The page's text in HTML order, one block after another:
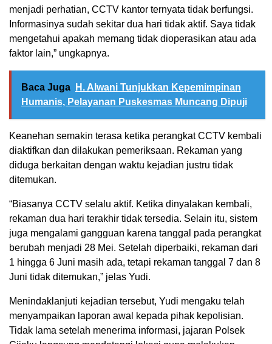
menjadi perhatian, CCTV kantor ternyata tidak berfungsi.
Informasinya sudah sekitar dua hari tidak aktif. Saya tidak
mengetahui apakah memang tidak dioperasikan atau ada
faktor lain,” ungkapnya.
Baca Juga
H. Alwani Tunjukkan Kepemimpinan
Humanis, Pelayanan Puskesmas Muncang Dipuji
Keanehan semakin terasa ketika perangkat CCTV kembali
diaktifkan dan dilakukan pemeriksaan. Rekaman yang
diduga berkaitan dengan waktu kejadian justru tidak
ditemukan.
“Biasanya CCTV selalu aktif. Ketika dinyalakan kembali,
rekaman dua hari terakhir tidak tersedia. Selain itu, sistem
juga mengalami gangguan karena tanggal pada perangkat
berubah menjadi 28 Mei. Setelah diperbaiki, rekaman dari
1 hingga 6 Juni masih ada, tetapi rekaman tanggal 7 dan 8
Juni tidak ditemukan,” jelas Yudi.
Menindaklanjuti kejadian tersebut, Yudi mengaku telah
menyampaikan laporan awal kepada pihak kepolisian.
Tidak lama setelah menerima informasi, jajaran Polsek